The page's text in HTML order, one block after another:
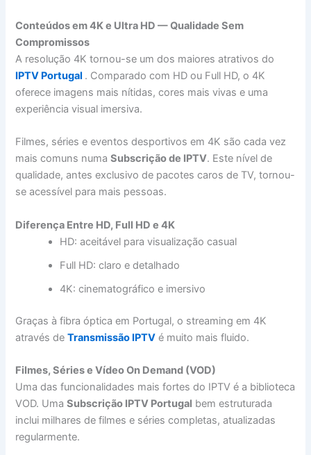
Conteúdos em 4K e Ultra HD — Qualidade Sem
Compromissos
A resolução 4K tornou-se um dos maiores atrativos do
IPTV Portugal . Comparado com HD ou Full HD, o 4K
oferece imagens mais nítidas, cores mais vivas e uma
experiência visual imersiva.
Filmes, séries e eventos desportivos em 4K são cada vez
mais comuns numaSubscrição de IPTV. Este nível de
qualidade, antes exclusivo de pacotes caros de TV, tornou-
se acessível para mais pessoas.
Diferença Entre HD, Full HD e 4K
HD: aceitável para visualização casual
Full HD: claro e detalhado
4K: cinematográfico e imersivo
Graças à fibra óptica em Portugal, o streaming em 4K
através deTransmissão IPTV é muito mais fluido.
Filmes, Séries e Vídeo On Demand (VOD)
Uma das funcionalidades mais fortes do IPTV é a biblioteca
VOD. UmaSubscrição IPTV Portugal bem estruturada
inclui milhares de filmes e séries completas, atualizadas
regularmente.